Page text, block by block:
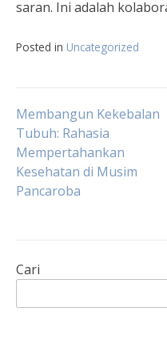
saran. Ini adalah
Posted in Uncategorized
Navigasi
pos
Membangun Kekebalan
Tubuh: Rahasia
Mempertahankan
Kesehatan di Musim
Pancaroba
Cari